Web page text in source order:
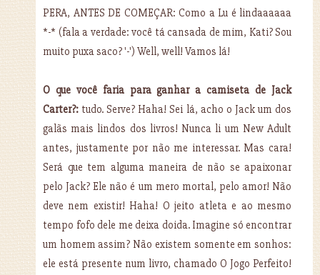
PERA, ANTES DE COMEÇAR: Como a Lu é lindaaaaaa
*-* (fala a verdade: você tá cansada de mim, Kati? Sou
muito puxa saco? '-') Well, well! Vamos lá!
O que você faria para ganhar a camiseta de Jack
Carter?: tudo. Serve? Haha! Sei lá, acho o Jack um dos
galãs mais lindos dos livros! Nunca li um New Adult
antes, justamente por não me interessar. Mas cara!
Será que tem alguma maneira de não se apaixonar
pelo Jack? Ele não é um mero mortal, pelo amor! Não
deve nem existir! Haha! O jeito atleta e ao mesmo
tempo fofo dele me deixa doida. Imagine só encontrar
um homem assim? Não existem somente em sonhos:
ele está presente num livro, chamado O Jogo Perfeito!